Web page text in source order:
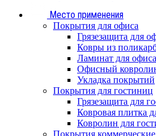
Место применения
Покрытия для офиса
Грязезащита для
Ковры из
Ламинат для офиса
Офисный
Укладка покрытий
Покрытия для гостиниц
Грязезащита для
Ковровая плитка
Ковролин для
Покрытия коммерческие